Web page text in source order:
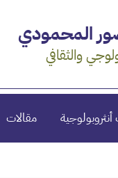
المحمودي
والثقافي
مقالات